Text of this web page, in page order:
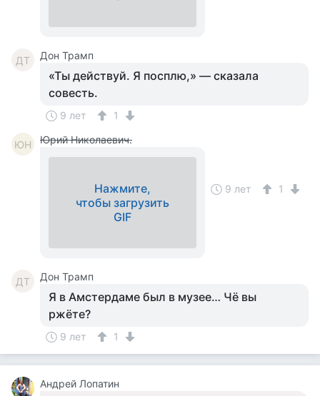
ДТ Дон Трамп
«Ты действуй. Я посплю,» — сказала
совесть.
9 лет 1
ЮН Юрий Николаевич.
Нажмите,
чтобы загрузить
GIF
9 лет 1
ДТ Дон Трамп
Я в Амстердаме был в музее… Чё вы
ржёте?
9 лет 1
Андрей Лопатин